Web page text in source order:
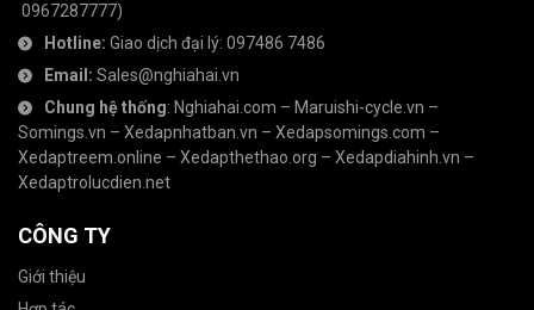
0967287777)
Hotline: Giao dịch đại lý: 097486 7486
Email: Sales@nghiahai.vn
Chung hệ thống: Nghiahai.com – Maruishi-cycle.vn –
Somings.vn – Xedapnhatban.vn – Xedapsomings.com –
Xedaptreem.online – Xedapthethao.org – Xedapdiahinh.vn –
Xedaptrolucdien.net
CÔNG TY
Giới thiệu